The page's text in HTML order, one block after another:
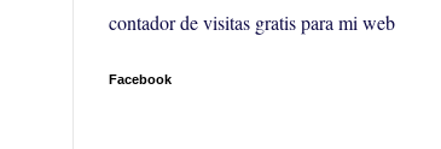
contador de visitas gratis para mi web
Facebook